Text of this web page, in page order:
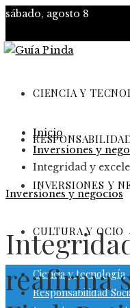
sábado, agosto 8
CIENCIA Y
INVERSIONES Y
CULTURA Y OCIO
Ciencia y tecnología
Responsabilidad
Inicio
Inversiones y
Integridad y
Inversiones y negocios
reafirma